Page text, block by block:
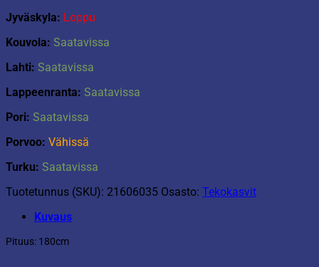
Jyväskyla: Loppu
Kouvola: Saatavissa
Lahti: Saatavissa
Lappeenranta: Saatavissa
Pori: Saatavissa
Porvoo: Vähissä
Turku: Saatavissa
Tuotetunnus (SKU): 21606035 Osasto: Tekokasvit
Kuvaus
Pituus: 180cm